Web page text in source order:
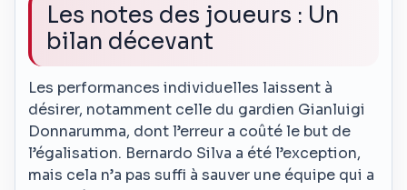
Les notes des joueurs : Un
bilan décevant
Les performances individuelles laissent à
désirer, notamment celle du gardien Gianluigi
Donnarumma, dont l’erreur a coûté le but de
l’égalisation. Bernardo Silva a été l’exception,
mais cela n’a pas suffi à sauver une équipe qui a